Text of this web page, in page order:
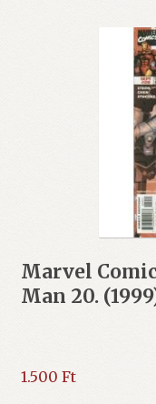
Marvel
Man 20.
1.500 Ft